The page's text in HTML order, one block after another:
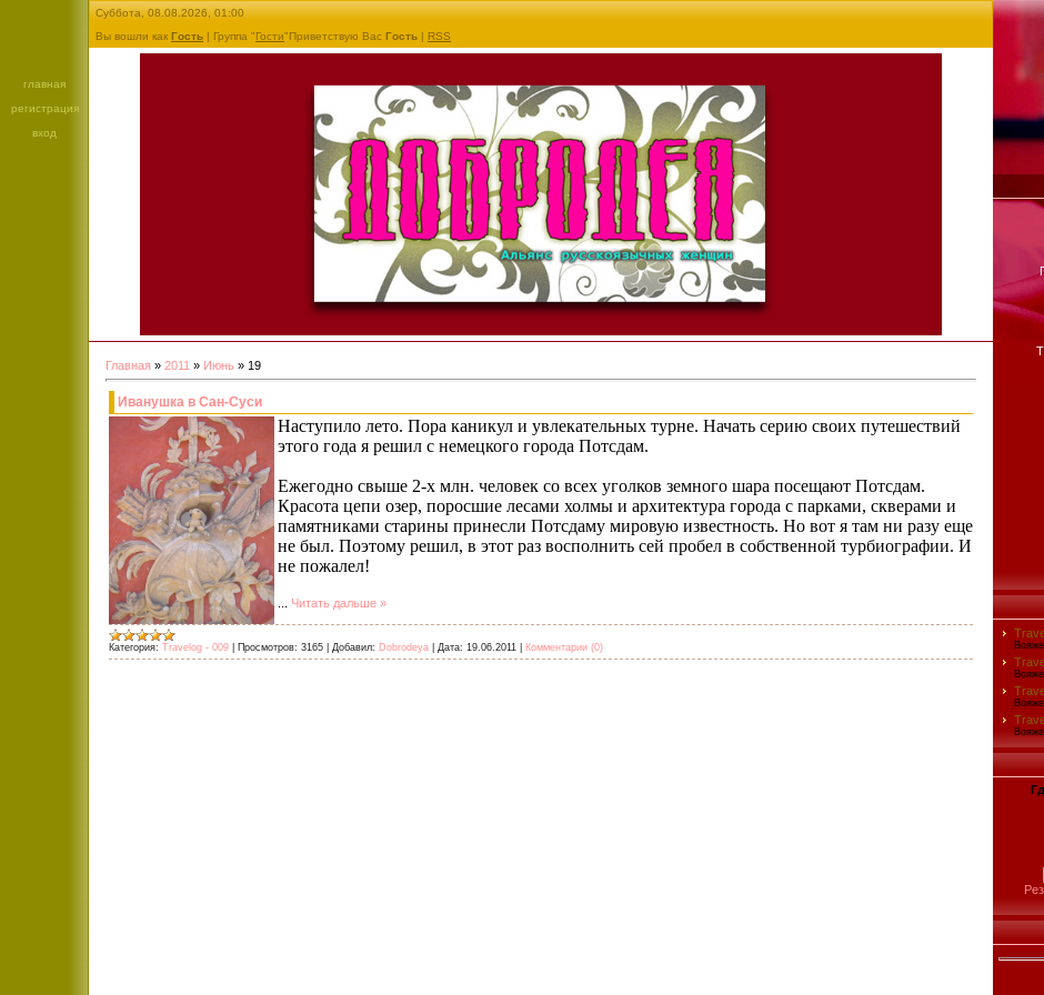
главная
регистрация
вход
Суббота, 08.08.2026, 01:00
Вы вошли как Гость | Группа "Гости"Приветствую Вас Гость | RSS
Главная » 2011 » Июнь » 19
Иванушка в Сан-Суси
Наступило лето. Пора каникул и увлекательных турне. Начать серию своих путешествий
этого года я решил с немецкого города Потсдам.
Ежегодно свыше 2-х млн. человек со всех уголков земного шара посещают Потсдам.
Красота цепи озер, поросшие лесами холмы и архитектура города с парками, скверами и
памятниками старины принесли Потсдаму мировую известность. Но вот я там ни разу еще
не был. Поэтому решил, в этот раз восполнить сей пробел в собственной турбиографии. И
не пожалел!
Читать дальше »
Категория: Travelog - 009 Просмотров: 3165 Добавил: Dobrodeya Дата: 19.06.2011 Комментарии (0)